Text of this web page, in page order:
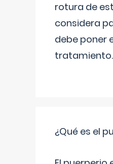
rotura de
considera
debe poner
tratamiento.
¿Qué es el